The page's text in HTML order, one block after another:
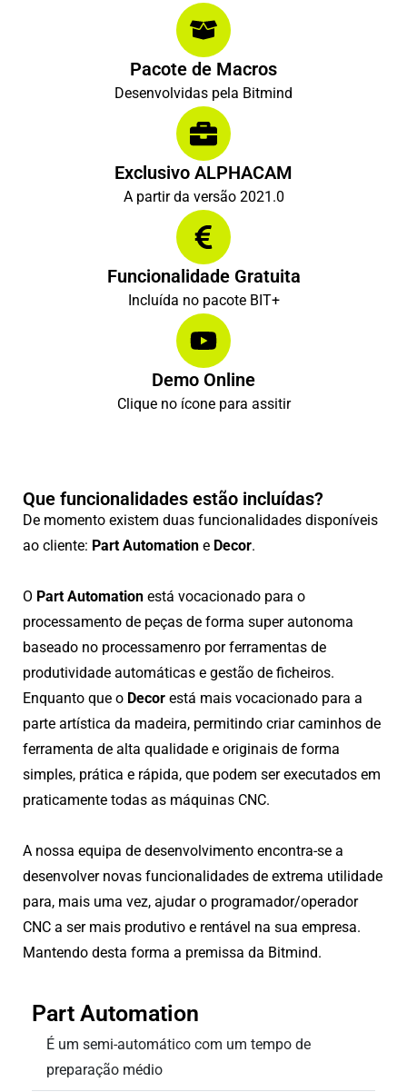
Pacote de Macros
Desenvolvidas pela Bitmind
Exclusivo ALPHACAM
A partir da versão 2021.0
Funcionalidade Gratuita
Incluída no pacote BIT+
Demo Online
Clique no ícone para assitir
Que funcionalidades estão incluídas?
De momento existem duas funcionalidades disponíveis
ao cliente: Part Automation e Decor.
O Part Automation está vocacionado para o
processamento de peças de forma super autonoma
baseado no processamenro por ferramentas de
produtividade automáticas e gestão de ficheiros.
Enquanto que o Decor está mais vocacionado para a
parte artística da madeira, permitindo criar caminhos de
ferramenta de alta qualidade e originais de forma
simples, prática e rápida, que podem ser executados em
praticamente todas as máquinas CNC.
A nossa equipa de desenvolvimento encontra-se a
desenvolver novas funcionalidades de extrema utilidade
para, mais uma vez, ajudar o programador/operador
CNC a ser mais produtivo e rentável na sua empresa.
Mantendo desta forma a premissa da Bitmind.
Part Automation
É um semi-automático com um tempo de
preparação médio